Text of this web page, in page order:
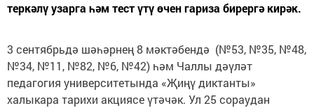
теркәлү узарга һәм тест үтү өчен гариза бирергә кирәк.
3 сентябрьдә шәһәрнең 8 мәктәбендә (№53, №35, №48,
№34, №11, №82, №6, №42) һәм Чаллы дәүләт
педагогия университетында «Җиңү диктанты»
халыкара тарихи акциясе үтәчәк. Ул 25 сораудан